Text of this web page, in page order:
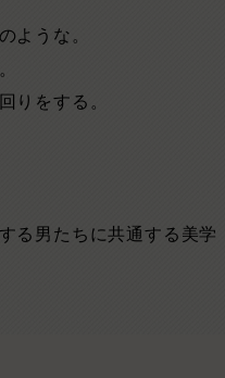
ような。
りをする。
る男たちに共通する美学